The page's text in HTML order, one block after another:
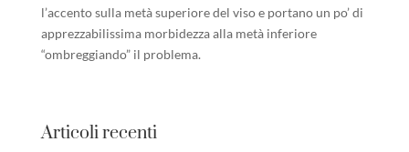
l’accento sulla metà superiore del viso e portano un po’ di
apprezzabilissima morbidezza alla metà inferiore
“ombreggiando” il problema.
Articoli recenti